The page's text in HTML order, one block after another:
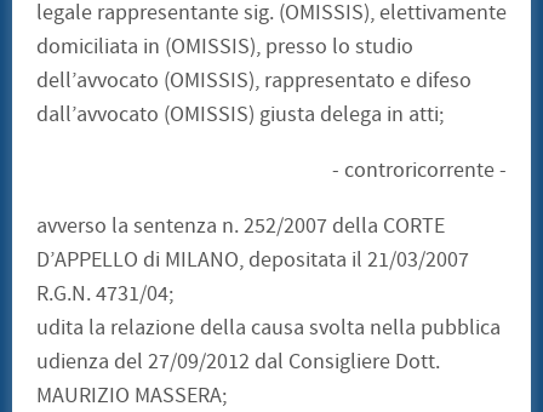
legale rappresentante sig. (OMISSIS), elettivamente
domiciliata in (OMISSIS), presso lo studio
dell’avvocato (OMISSIS), rappresentato e difeso
dall’avvocato (OMISSIS) giusta delega in atti;
- controricorrente -
avverso la sentenza n. 252/2007 della CORTE
D’APPELLO di MILANO, depositata il 21/03/2007
R.G.N. 4731/04;
udita la relazione della causa svolta nella pubblica
udienza del 27/09/2012 dal Consigliere Dott.
MAURIZIO MASSERA;